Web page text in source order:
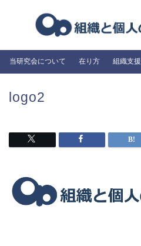
当研究会について 在り方 組織支援
logo2